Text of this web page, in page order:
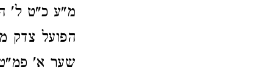
מ"ע כ"ט ל'
הפועל צדק
שער א'